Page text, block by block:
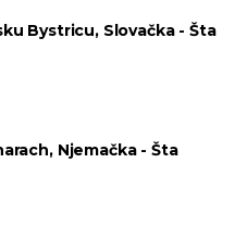
Bystricu, Slovačka - Šta
Njemačka - Šta